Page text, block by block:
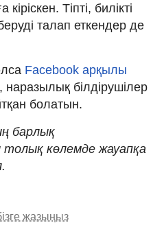
Тіпті, билікті
талап еткендер де
Facebook арқылы
білдірушілер
болатын.
барлық
көлемде жауапқа
жазыңыз